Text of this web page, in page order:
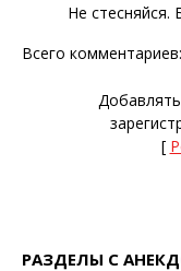
Не стесняйся.
Всего комментариев:
[
РАЗДЕЛЫ С